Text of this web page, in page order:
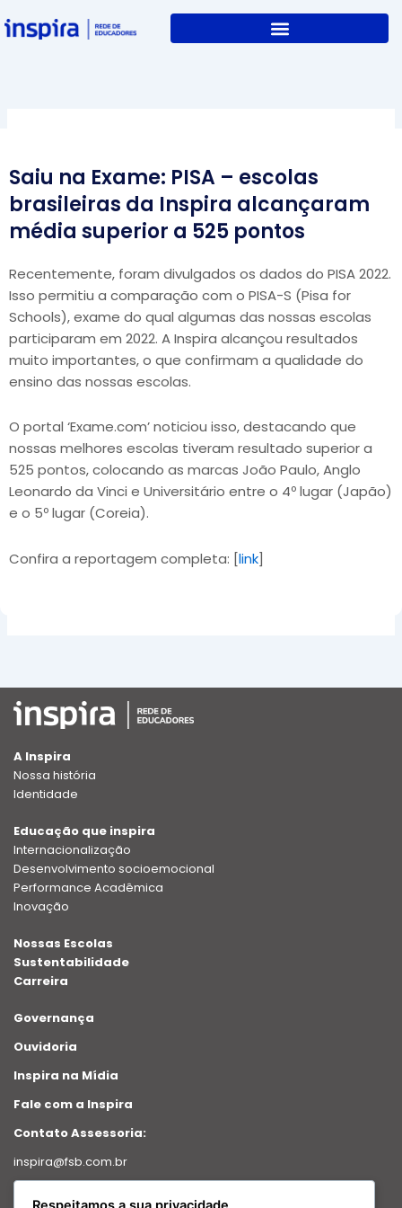
to
Saiu na Exame: PISA – escolas
brasileiras da Inspira alcançaram
média superior a 525 pontos
Recentemente, foram divulgados os dados do PISA 2022.
Isso permitiu a comparação com o PISA-S (Pisa for
Schools), exame do qual algumas das nossas escolas
participaram em 2022. A Inspira alcançou resultados
muito importantes, o que confirmam a qualidade do
ensino das nossas escolas.
O portal ‘Exame.com’ noticiou isso, destacando que
nossas melhores escolas tiveram resultado superior a
525 pontos, colocando as marcas João Paulo, Anglo
Leonardo da Vinci e Universitário entre o 4º lugar (Japão)
e o 5º lugar (Coreia).
Confira a reportagem completa: [link]
A Inspira
Nossa história
Identidade
Educação que inspira
Internacionalização
Desenvolvimento socioemocional
Performance Acadêmica
Inovação
Nossas Escolas
Sustentabilidade
Carreira
Governança
Ouvidoria
Inspira na Mídia
Fale com a Inspira
Contato Assessoria:
inspira@fsb.com.br